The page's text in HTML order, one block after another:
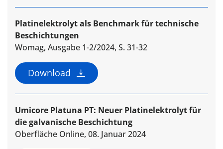
Platinelektrolyt als Benchmark für technische
Beschichtungen
Womag, Ausgabe 1-2/2024, S. 31-32
Download
Umicore Platuna PT: Neuer Platinelektrolyt für
die galvanische Beschichtung
Oberfläche Online, 08. Januar 2024